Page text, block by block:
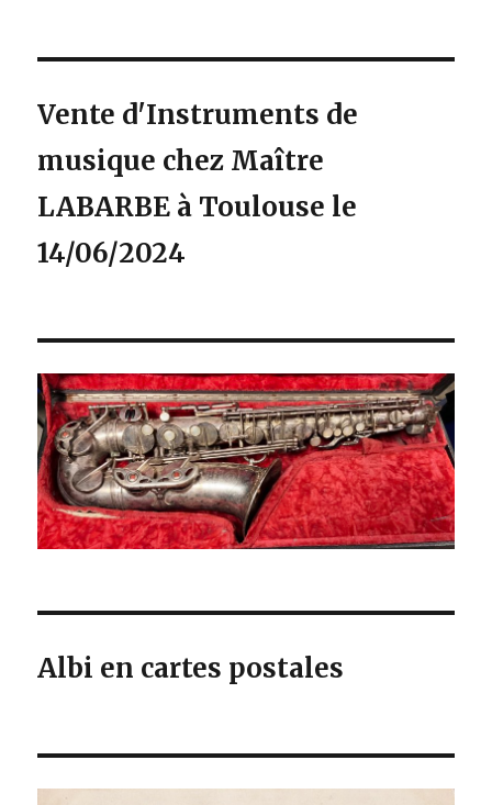
Vente d'Instruments de
musique chez Maître
LABARBE à Toulouse le
14/06/2024
Albi en cartes postales